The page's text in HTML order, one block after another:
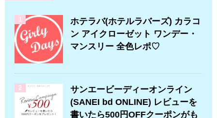
1
ホテラバ(ホテルラバーズ) カラコ
ン アイクローゼット ワンデー・
マンスリー 全色レポ♡
2
サンエービーディーオンライン
(SANEI bd ONLINE) レビューを
書いたら500円OFFクーポンがも